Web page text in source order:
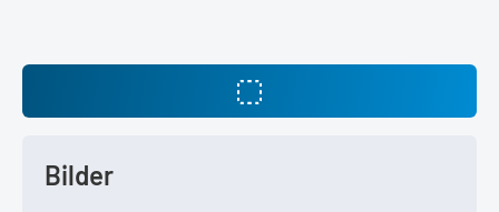
Bilder